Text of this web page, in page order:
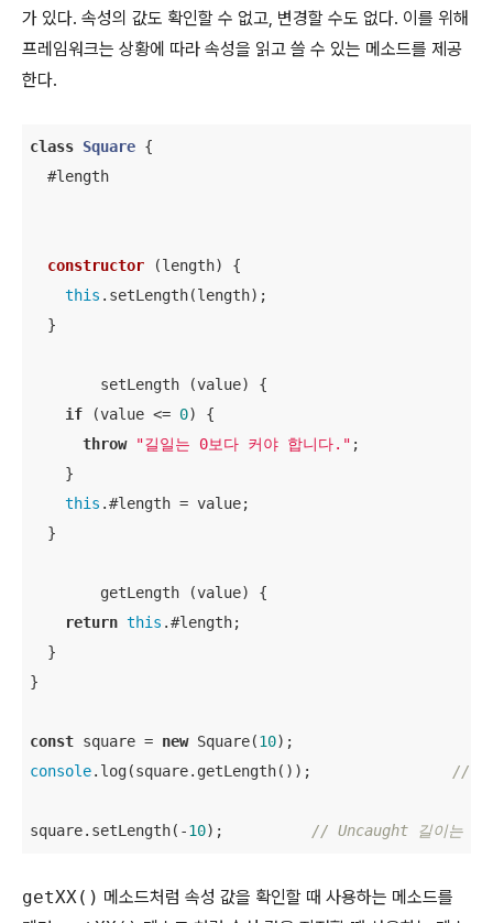
가 있다. 속성의 값도 확인할 수 없고, 변경할 수도 없다. 이를 위해
프레임워크는 상황에 따라 속성을 읽고 쓸 수 있는 메소드를 제공
한다.
class Square {
  #length
constructor (length) {
this .setLength(length);
  }
if (value <= 0) {
throw
"길일는 0보다 커야 합니다." ;
    }
this .#length = value;
  }
return this .#length;
  }
}
const square = new Square(10
console
//
square.setLength(-10 // Uncaught 길이는 0
getXX() 메소드처럼 속성 값을 확인할 때 사용하는 메소드를